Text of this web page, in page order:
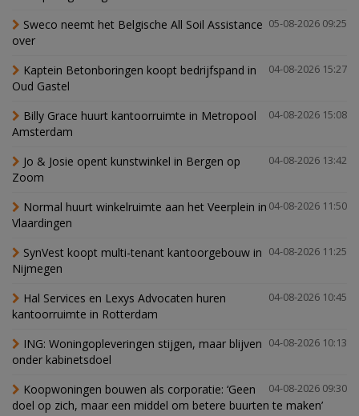
05-08-2026 09:25
Sweco neemt het Belgische All Soil Assistance
over
04-08-2026 15:27
Kaptein Betonboringen koopt bedrijfspand in
Oud Gastel
04-08-2026 15:08
Billy Grace huurt kantoorruimte in Metropool
Amsterdam
04-08-2026 13:42
Jo & Josie opent kunstwinkel in Bergen op
Zoom
04-08-2026 11:50
Normal huurt winkelruimte aan het Veerplein in
Vlaardingen
04-08-2026 11:25
SynVest koopt multi-tenant kantoorgebouw in
Nijmegen
04-08-2026 10:45
Hal Services en Lexys Advocaten huren
kantoorruimte in Rotterdam
04-08-2026 10:13
ING: Woningopleveringen stijgen, maar blijven
onder kabinetsdoel
04-08-2026 09:30
Koopwoningen bouwen als corporatie: ‘Geen
doel op zich, maar een middel om betere buurten te maken’